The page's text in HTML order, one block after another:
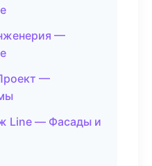
—
—
Line — Фасады и